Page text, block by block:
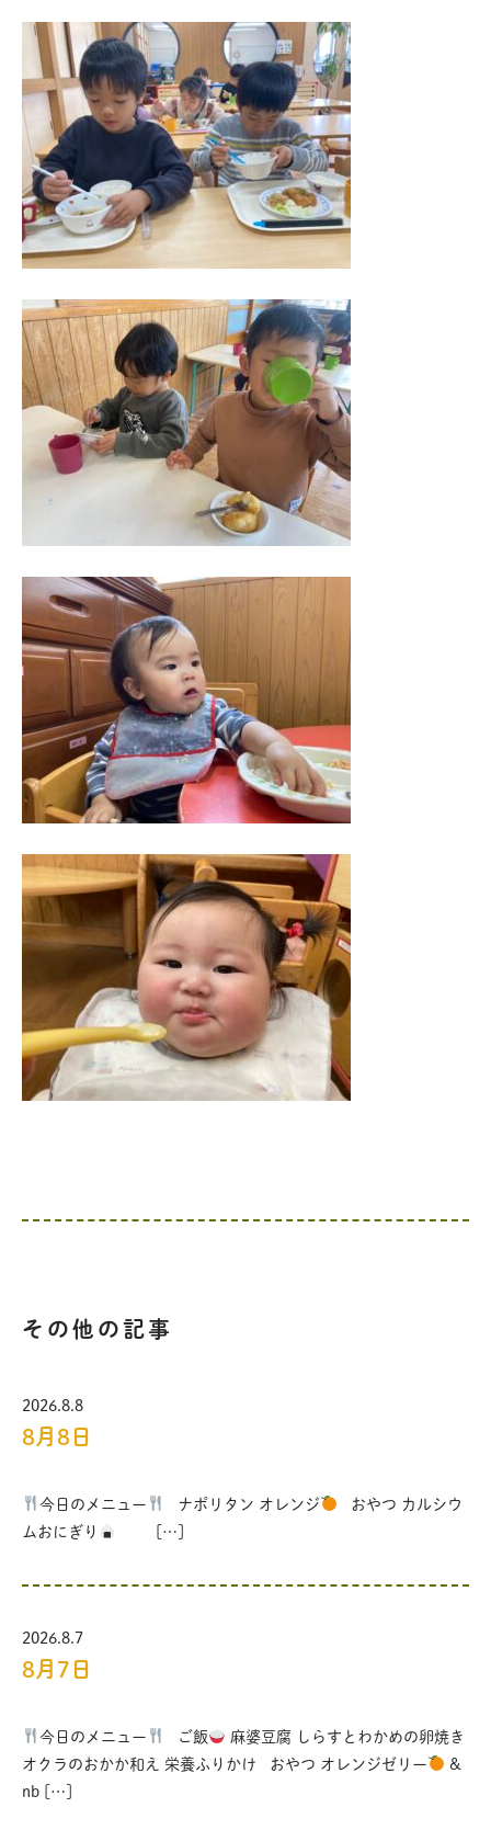
その他の記事
2026.8.8
8月8日
今日のメニュー ナポリタン オレンジ
おやつ カルシウ
ムおにぎり
[…]
2026.8.7
8月7日
今日のメニュー ご飯
麻婆豆腐 しらすとわかめの卵焼き
オクラのおかか和え 栄養ふりかけ おやつ オレンジゼリー
&
nb […]